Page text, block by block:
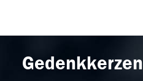
Gedenkkerzen